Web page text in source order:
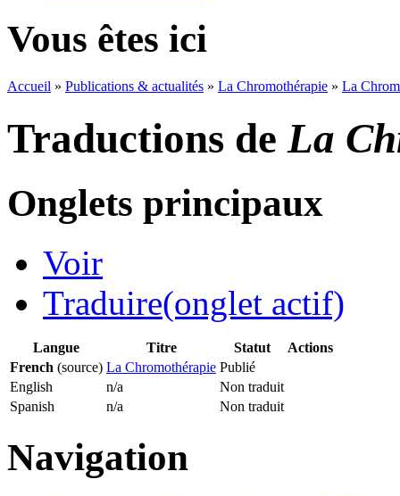
Vous êtes ici
Accueil » Publications & actualités » La Chromothérapie » La
Traductions de La
Onglets principaux
Voir
Traduire(onglet actif)
Langue Titre Statut
Actions
French (source) La Chromothérapie Publié
English
n/a
Non traduit
Spanish
n/a Non traduit
Navigation